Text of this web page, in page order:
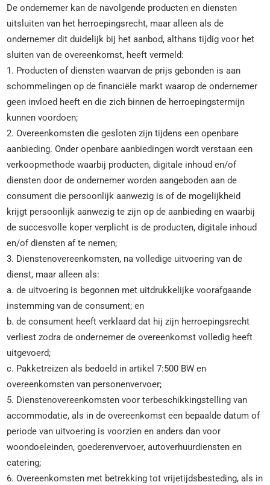
De ondernemer kan de navolgende producten en diensten
uitsluiten van het herroepingsrecht, maar alleen als de
ondernemer dit duidelijk bij het aanbod, althans tijdig voor het
sluiten van de overeenkomst, heeft vermeld:
1. Producten of diensten waarvan de prijs gebonden is aan
schommelingen op de financiële markt waarop de ondernemer
geen invloed heeft en die zich binnen de herroepingstermijn
kunnen voordoen;
2. Overeenkomsten die gesloten zijn tijdens een openbare
aanbieding. Onder openbare aanbiedingen wordt verstaan een
verkoopmethode waarbij producten, digitale inhoud en/of
diensten door de ondernemer worden aangeboden aan de
consument die persoonlijk aanwezig is of de mogelijkheid
krijgt persoonlijk aanwezig te zijn op de aanbieding en waarbij
de succesvolle koper verplicht is de producten, digitale inhoud
en/of diensten af te nemen;
3. Dienstenovereenkomsten, na volledige uitvoering van de
dienst, maar alleen als:
a. de uitvoering is begonnen met uitdrukkelijke voorafgaande
instemming van de consument; en
b. de consument heeft verklaard dat hij zijn herroepingsrecht
verliest zodra de ondernemer de overeenkomst volledig heeft
uitgevoerd;
c. Pakketreizen als bedoeld in artikel 7:500 BW en
overeenkomsten van personenvervoer;
5. Dienstenovereenkomsten voor terbeschikkingstelling van
accommodatie, als in de overeenkomst een bepaalde datum of
periode van uitvoering is voorzien en anders dan voor
woondoeleinden, goederenvervoer, autoverhuurdiensten en
catering;
6. Overeenkomsten met betrekking tot vrijetijdsbesteding, als in